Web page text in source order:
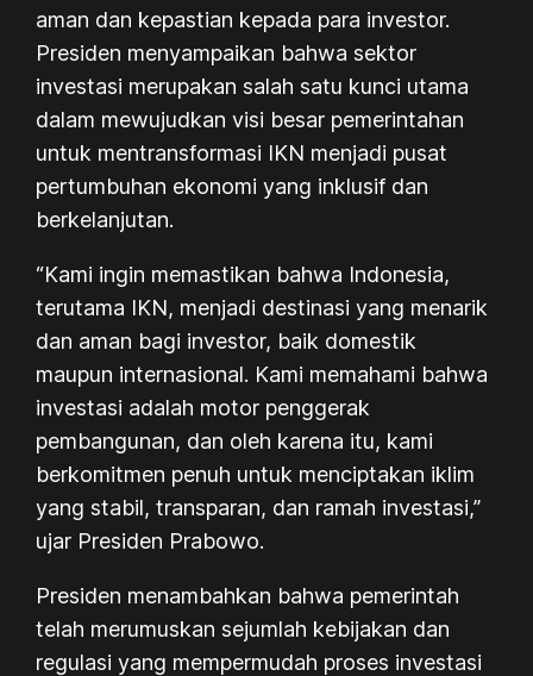
aman dan kepastian kepada para investor.
Presiden menyampaikan bahwa sektor
investasi merupakan salah satu kunci utama
dalam mewujudkan visi besar pemerintahan
untuk mentransformasi IKN menjadi pusat
pertumbuhan ekonomi yang inklusif dan
berkelanjutan.
“Kami ingin memastikan bahwa Indonesia,
terutama IKN, menjadi destinasi yang menarik
dan aman bagi investor, baik domestik
maupun internasional. Kami memahami bahwa
investasi adalah motor penggerak
pembangunan, dan oleh karena itu, kami
berkomitmen penuh untuk menciptakan iklim
yang stabil, transparan, dan ramah investasi,”
ujar Presiden Prabowo.
Presiden menambahkan bahwa pemerintah
telah merumuskan sejumlah kebijakan dan
regulasi yang mempermudah proses investasi